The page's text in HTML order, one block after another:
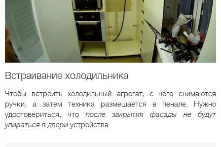
Встраивание холодильника
Чтобы встроить холодильный агрегат, с него снимаются
ручки, а затем техника размещается в пенале. Нужно
удостовериться, что после закрытия фасады не будут
упираться в двери устройства.